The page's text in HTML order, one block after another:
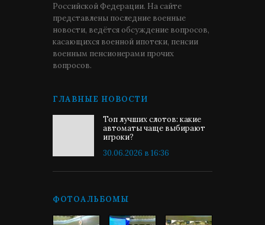
Российской Федерации. На сайте
представлены последние военные
новости, ведётся обсуждение вопросов,
касающихся военной ипотеки, пенсии
военным пенсионерами прочих
вопросов.
ГЛАВНЫЕ НОВОСТИ
Топ лучших слотов: какие
автоматы чаще выбирают
игроки?
30.06.2026 в 16:36
ФОТОАЛЬБОМЫ